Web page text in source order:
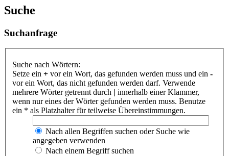
Suche
Suchanfrage
Suche nach Wörtern:
Setze ein + vor ein Wort, das gefunden werden muss und ein -
vor ein Wort, das nicht gefunden werden darf. Verwende
mehrere Wörter getrennt durch | innerhalb einer Klammer,
wenn nur eines der Wörter gefunden werden muss. Benutze
ein * als Platzhalter für teilweise Übereinstimmungen.
Nach allen Begriffen suchen oder Suche wie
angegeben verwenden
Nach einem Begriff suchen